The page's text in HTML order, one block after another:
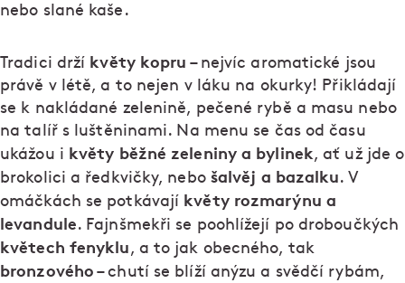
nebo slané kaše.
Tradici drží květy kopru – nejvíc aromatické jsou
právě v létě, a to nejen v láku na okurky! Přikládají
se k nakládané zelenině, pečené rybě a masu nebo
na talíř s luštěninami. Na menu se čas od času
ukážou i květy běžné zeleniny a bylinek, ať už jde o
brokolici a ředkvičky, nebo šalvěj a bazalku. V
omáčkách se potkávají květy rozmarýnu a
levandule. Fajnšmekři se poohlížejí po droboučkých
květech fenyklu, a to jak obecného, tak
bronzového – chutí se blíží anýzu a svědčí rybám,